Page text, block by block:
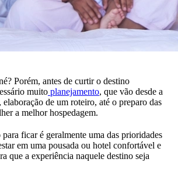
Porém, antes de curtir o destino
muito planejamento, que vão desde a
elaboração de um roteiro, até o preparo das
a melhor hospedagem.
ficar é geralmente uma das prioridades
em uma pousada ou hotel confortável e
que a experiência naquele destino seja